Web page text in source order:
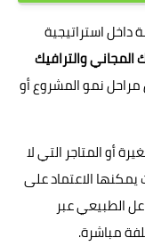
استراتيجية
المجاني والترافيك
مراحل نمو المشروع أو
أو المتاجر التي لا
يمكنها الاعتماد على
الطبيعي عبر
مباشرة.